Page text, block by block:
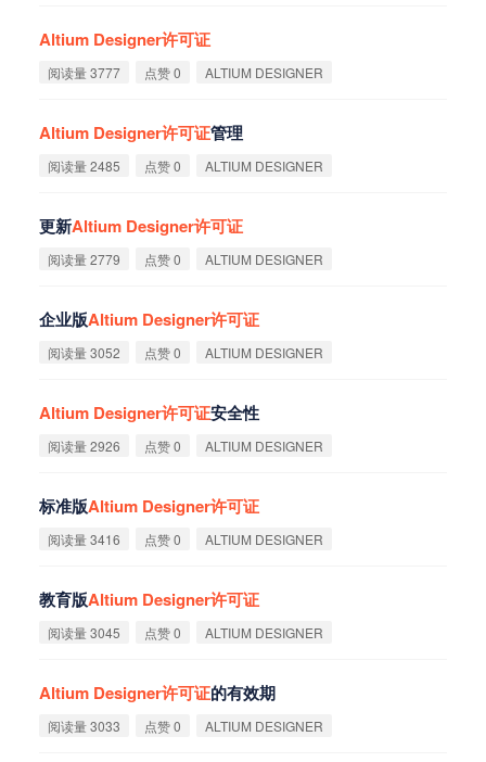
Altium Designer许可证
阅读量 3777 点赞 0 ALTIUM DESIGNER
Altium Designer许可证管理
阅读量 2485 点赞 0 ALTIUM DESIGNER
更新Altium Designer许可证
阅读量 2779 点赞 0 ALTIUM DESIGNER
企业版Altium Designer许可证
阅读量 3052 点赞 0 ALTIUM DESIGNER
Altium Designer许可证安全性
阅读量 2926 点赞 0 ALTIUM DESIGNER
标准版Altium Designer许可证
阅读量 3416 点赞 0 ALTIUM DESIGNER
教育版Altium Designer许可证
阅读量 3045 点赞 0 ALTIUM DESIGNER
Altium Designer许可证的有效期
阅读量 3033 点赞 0 ALTIUM DESIGNER